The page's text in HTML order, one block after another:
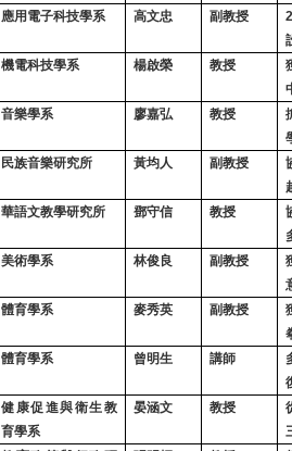
應用電子科技學系
高文忠 副教授
機電科技學系
楊啟榮 教授
音樂學系
廖嘉弘 教授
民族音樂研究所
黃均人 副教授
華語文教學研究所
鄧守信 教授
美術學系
林俊良 副教授
體育學系
麥秀英 副教授
體育學系
曾明生 講師
健康促進與衛生教
育學系
晏涵文 教授